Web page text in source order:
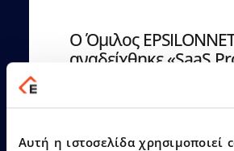
Αυτή η ιστοσελίδα χρησιμοποιεί
Ο Όμιλος
αναδείχθηκε «SaaS